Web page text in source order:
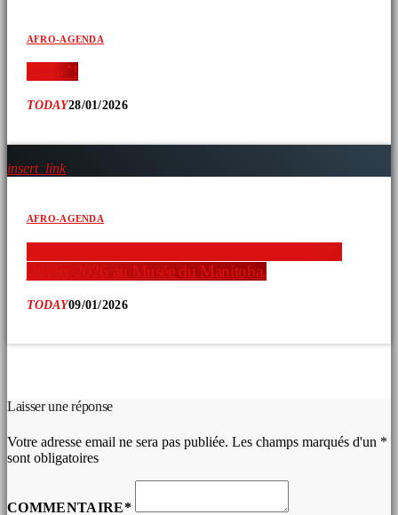
AFRO-AGENDA
‘ » » ̂ !
TODAY28/01/2026
insert_link
AFRO-AGENDA
janvier 2026 au Musée du Manitoba.
TODAY09/01/2026
Laisser une réponse
Votre adresse email ne sera pas publiée. Les champs marqués d'un *
sont obligatoires
COMMENTAIRE*